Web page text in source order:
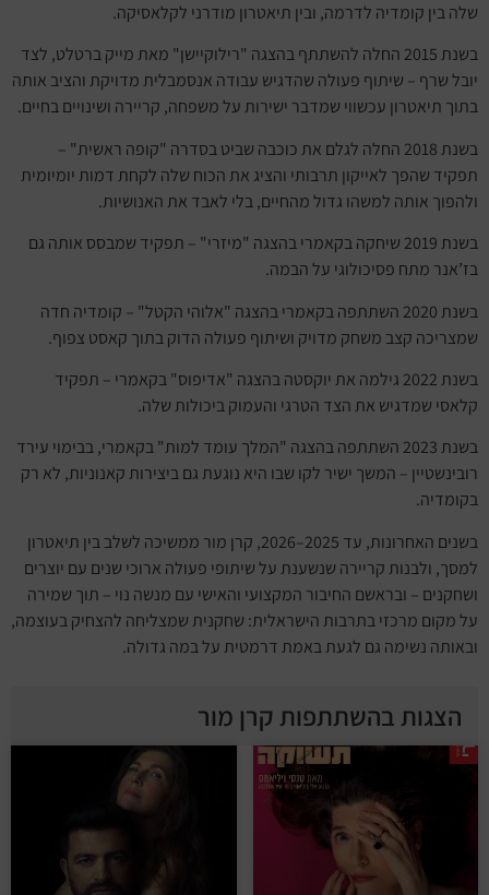
שלה בין קומדיה לדרמה, ובין תיאטרון מודרני לקלאסיקה.
בשנת 2015 החלה להשתתף בהצגה "רילוקיישן" מאת מייק ברטלט, לצד
יובל שרף – שיתוף פעולה שהדגיש עבודה אנסמבלית מדויקת והציב אותה
בתוך תיאטרון עכשווי שמדבר ישירות על משפחה, קריירה ושינויים בחיים.
בשנת 2018 החלה לגלם את כוכבה שביט בסדרה "קופה ראשית" –
תפקיד שהפך לאייקון תרבותי והציג את הכוח שלה לקחת דמות יומיומית
ולהפוך אותה למשהו גדול מהחיים, בלי לאבד את האנושיות.
בשנת 2019 שיחקה בקאמרי בהצגה "מיזרי" – תפקיד שמבסס אותה גם
בז’אנר מתח פסיכולוגי על הבמה.
בשנת 2020 השתתפה בקאמרי בהצגה "אלוהי הקטל" – קומדיה חדה
שמצריכה קצב משחק מדויק ושיתוף פעולה הדוק בתוך קאסט צפוף.
בשנת 2022 גילמה את יוקסטה בהצגה "אדיפוס" בקאמרי – תפקיד
קלאסי שמדגיש את הצד הטרגי והעמוק ביכולות שלה.
בשנת 2023 השתתפה בהצגה "המלך עומד למות" בקאמרי, בבימוי עירד
רובינשטיין – המשך ישיר לקו שבו היא נוגעת גם ביצירות קאנוניות, לא רק
בקומדיה.
בשנים האחרונות, עד 2025–2026, קרן מור ממשיכה לשלב בין תיאטרון
למסך, ולבנות קריירה שנשענת על שיתופי פעולה ארוכי שנים עם יוצרים
ושחקנים – ובראשם החיבור המקצועי והאישי עם מנשה נוי – תוך שמירה
על מקום מרכזי בתרבות הישראלית: שחקנית שמצליחה להצחיק בעוצמה,
ובאותה נשימה גם לגעת באמת דרמטית על במה גדולה.
הצגות בהשתתפות קרן מור